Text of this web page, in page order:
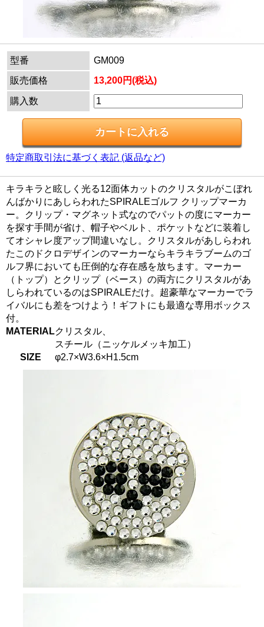
型番
GM009
販売価格
13,200円(税込)
購入数
特定商取引法に基づく表記 (返品など)
キラキラと眩しく光る12面体カットのクリスタルがこぼれ
んばかりにあしらわれたSPIRALEゴルフ クリップマーカ
ー。クリップ・マグネット式なのでパットの度にマーカー
を探す手間が省け、帽子やベルト、ポケットなどに装着し
てオシャレ度アップ間違いなし。クリスタルがあしらわれ
たこのドクロデザインのマーカーならキラキラブームのゴ
ルフ界においても圧倒的な存在感を放ちます。マーカー
（トップ）とクリップ（ベース）の両方にクリスタルがあ
しらわれているのはSPIRALEだけ。超豪華なマーカーでラ
イバルにも差をつけよう！ギフトにも最適な専用ボックス
付。
MATERIALクリスタル、
スチール（ニッケルメッキ加工）
SIZE
φ2.7×W3.6×H1.5cm